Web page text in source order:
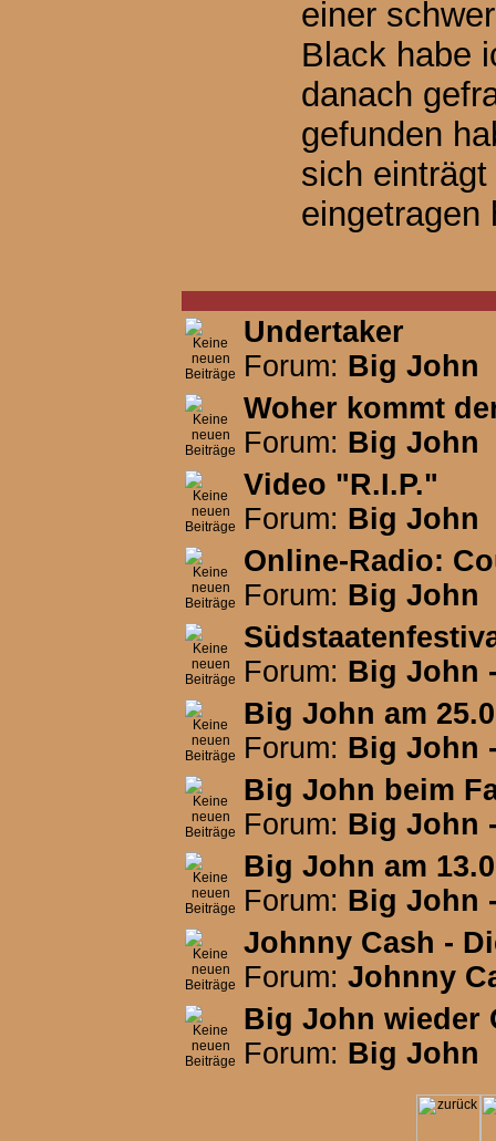
einer
Black habe
danach
gefunden
sich
eingetragen
Undertaker
Forum: Big John
Woher kommt
Forum: Big John
Video "R.I.P."
Forum: Big John
Online-Radio:
Forum: Big John
Forum: Big John
Big John am
Forum: Big John
Big John beim
Forum: Big John
Big John am
Forum: Big John
Johnny Cash -
Forum: Johnny
Big John wieder
Forum: Big John